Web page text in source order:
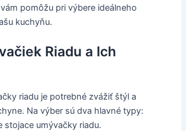
pomôžu pri výbere ideálneho
kuchyňu.
Riadu a Ich
riadu je potrebné zvážiť štýl a
Na výber sú dva hlavné typy:
stojace umývačky riadu.